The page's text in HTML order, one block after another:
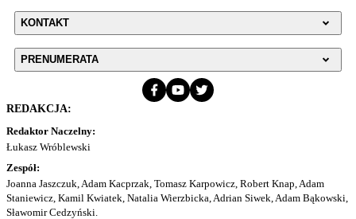
KONTAKT
PRENUMERATA
REDAKCJA:
Redaktor Naczelny:
Łukasz Wróblewski
Zespół:
Joanna Jaszczuk, Adam Kacprzak, Tomasz Karpowicz, Robert Knap, Adam
Staniewicz, Kamil Kwiatek, Natalia Wierzbicka, Adrian Siwek, Adam Bąkowski,
Sławomir Cedzyński.